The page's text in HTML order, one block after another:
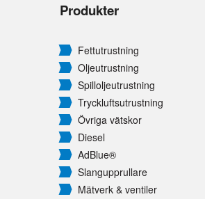
Produkter
Fettutrustning
Oljeutrustning
Spilloljeutrustning
Tryckluftsutrustning
Övriga vätskor
Diesel
AdBlue®
Slangupprullare
Mätverk & ventiler